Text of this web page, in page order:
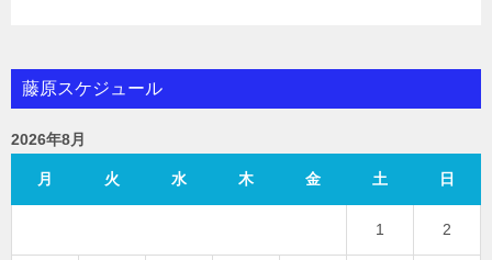
藤原スケジュール
2026年8月
月 火 水 木 金 土 日
1 2